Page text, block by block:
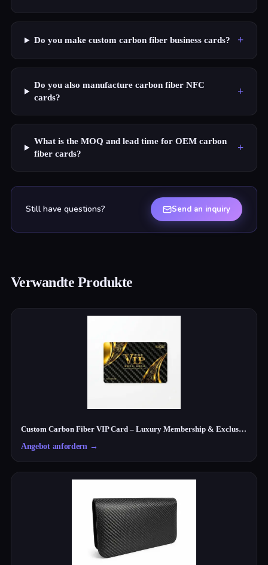
Do you make custom carbon fiber business cards? +
Do you also manufacture carbon fiber NFC
cards?
+
What is the MOQ and lead time for OEM carbon
fiber cards?
+
Still have questions? Send an inquiry
Verwandte Produkte
Custom Carbon Fiber VIP Card – Luxury Membership & Exclusive Club Card
Angebot anfordern→